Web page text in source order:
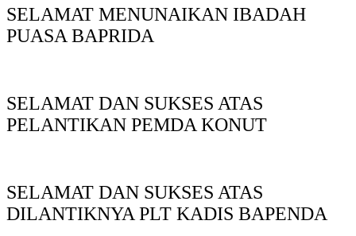
SELAMAT MENUNAIKAN IBADAH
PUASA BAPRIDA
SELAMAT DAN SUKSES ATAS
PELANTIKAN PEMDA KONUT
SELAMAT DAN SUKSES ATAS
DILANTIKNYA PLT KADIS BAPENDA